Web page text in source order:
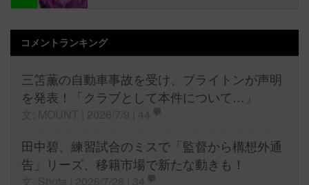
コメントランキング
三笘薫の自動車事故を受け、ブライトンが声明
を発表！「クラブとして本件について…」
田中碧、練習試合のミスで「監督から構想外通
告」リーズ、移籍市場で新たな動きも！